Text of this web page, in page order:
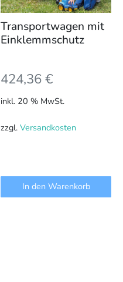
Transportwagen mit
Einklemmschutz
424,36€
inkl. 20 % MwSt.
zzgl. Versandkosten
In den Warenkorb